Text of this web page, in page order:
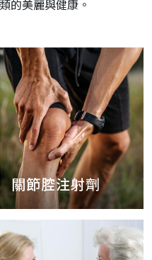
的美麗與健康。
關節腔注射劑